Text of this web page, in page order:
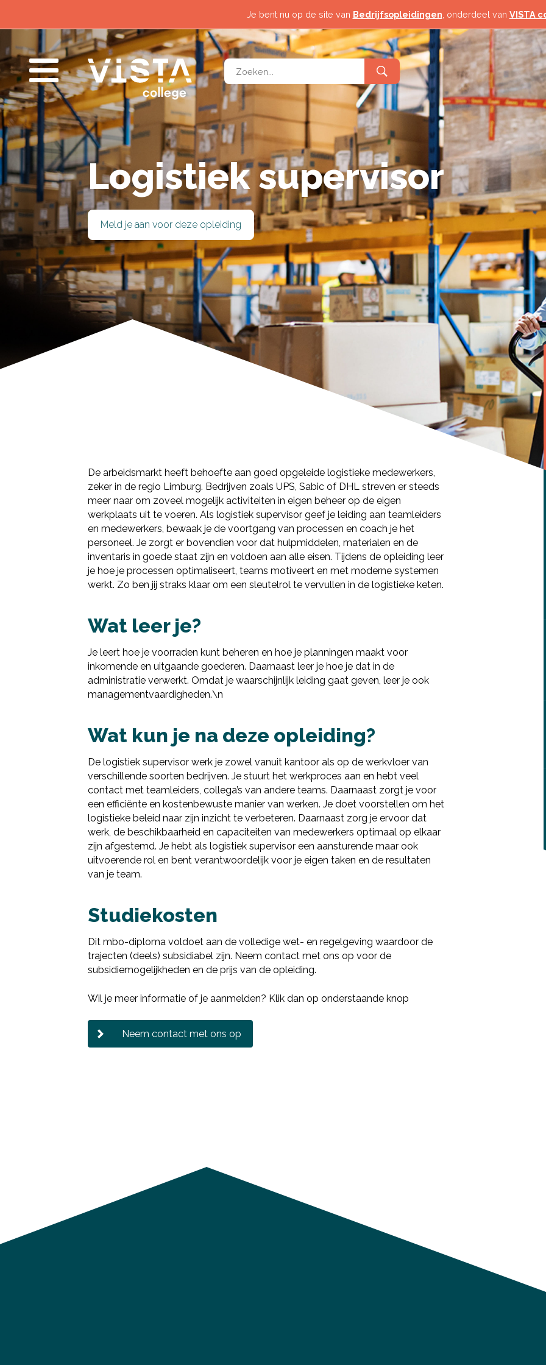
Je bent nu op de site van Bedrijfsopleidingen , onderdeel van VISTA
SLUITEN
Nieuws
Voor alumni
Logistiek
Techniek & Industrie
Veiligheid
Logistiek
Techniek & Industrie
Veiligheid
Zorg & Welzijn
Logistiek supervisor
Meld je aan voor deze opleiding
De arbeidsmarkt heeft behoefte aan goed opgeleide logistieke medewerkers,
zeker in de regio Limburg. Bedrijven zoals UPS, Sabic of DHL streven er steeds
meer naar om zoveel mogelijk activiteiten in eigen beheer op de eigen
werkplaats uit te voeren. Als logistiek supervisor geef je leiding aan teamleiders
en medewerkers, bewaak je de voortgang van processen en coach je het
personeel. Je zorgt er bovendien voor dat hulpmiddelen, materialen en de
inventaris in goede staat zijn en voldoen aan alle eisen. Tijdens de opleiding leer
je hoe je processen optimaliseert, teams motiveert en met moderne systemen
werkt. Zo ben jij straks klaar om een sleutelrol te vervullen in de logistieke keten.
Wat leer je?
Je leert hoe je voorraden kunt beheren en hoe je planningen maakt voor
inkomende en uitgaande goederen. Daarnaast leer je hoe je dat in de
administratie verwerkt. Omdat je waarschijnlijk leiding gaat geven, leer je ook
managementvaardigheden.\n
Wat kun je na deze opleiding?
De logistiek supervisor werk je zowel vanuit kantoor als op de werkvloer van
verschillende soorten bedrijven. Je stuurt het werkproces aan en hebt veel
contact met teamleiders, collega’s van andere teams. Daarnaast zorgt je voor
een efficiënte en kostenbewuste manier van werken. Je doet voorstellen om het
logistieke beleid naar zijn inzicht te verbeteren. Daarnaast zorg je ervoor dat
werk, de beschikbaarheid en capaciteiten van medewerkers optimaal op elkaar
zijn afgestemd. Je hebt als logistiek supervisor een aansturende maar ook
uitvoerende rol en bent verantwoordelijk voor je eigen taken en de resultaten
van je team.
Studiekosten
Dit mbo-diploma voldoet aan de volledige wet- en regelgeving waardoor de
trajecten (deels) subsidiabel zijn. Neem contact met ons op voor de
subsidiemogelijkheden en de prijs van de opleiding.
Wil je meer informatie of je aanmelden? Klik dan op onderstaande knop
Neem contact met ons op
Deel via Facebook
Deel via Twitter
Deel via LinkedIn